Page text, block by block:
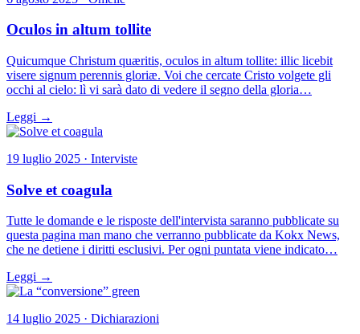
Oculos in altum tollite
Quicumque Christum quæritis, oculos in altum tollite: illic licebit
visere signum perennis gloriæ. Voi che cercate Cristo volgete gli
occhi al cielo: lì vi sarà dato di vedere il segno della gloria…
Leggi →
19 luglio 2025 · Interviste
Solve et coagula
Tutte le domande e le risposte dell'intervista saranno pubblicate su
questa pagina man mano che verranno pubblicate da Kokx News,
che ne detiene i diritti esclusivi. Per ogni puntata viene indicato…
Leggi →
14 luglio 2025 · Dichiarazioni